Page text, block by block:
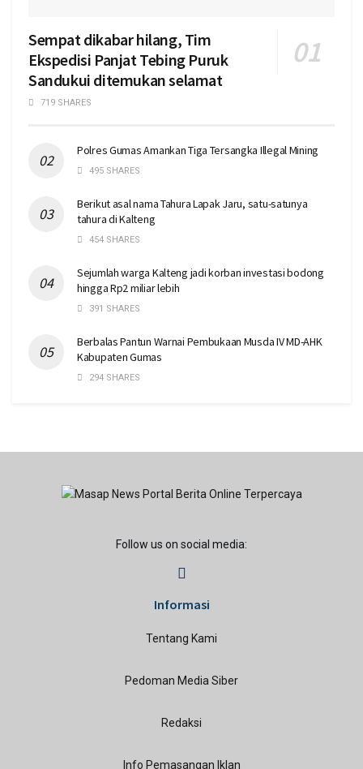
Sempat dikabar hilang, Tim
Ekspedisi Panjat Tebing Puruk
Sandukui ditemukan selamat
719 SHARES
Polres Gumas Amankan Tiga Tersangka Illegal Mining
495 SHARES
Berikut asal nama Tahura Lapak Jaru, satu-satunya
tahura di Kalteng
454 SHARES
Sejumlah warga Kalteng jadi korban investasi bodong
hingga Rp2 miliar lebih
391 SHARES
Berbalas Pantun Warnai Pembukaan Musda IV MD-AHK
Kabupaten Gumas
294 SHARES
Follow us on social media:
Informasi
Tentang Kami
Pedoman Media Siber
Redaksi
Info Pemasangan Iklan